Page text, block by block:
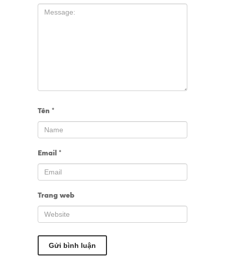
Tên *
Email *
Trang web